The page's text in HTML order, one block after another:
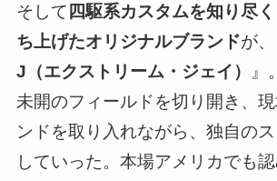
そして 四駆系カスタムを知り尽
ち上げたオリジナルブランドが
J（エクストリーム・ジェイ） 』。
未開のフィールドを切り開き、
ンドを取り入れながら、独自の
していった。本場アメリカでも